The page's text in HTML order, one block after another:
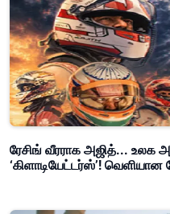
ரேசிங் வீரராக அஜித்... உலக
‘கிளாடியேட்டர்ஸ்’!